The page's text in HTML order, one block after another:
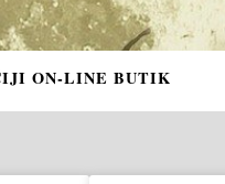
ON-LINE BUTIK